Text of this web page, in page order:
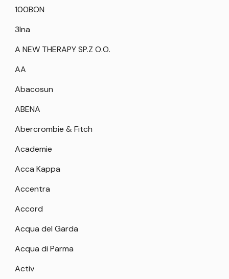
100BON
3Ina
A NEW THERAPY SP.Z O.O.
AA
Abacosun
ABENA
Abercrombie & Fitch
Academie
Acca Kappa
Accentra
Accord
Acqua del Garda
Acqua di Parma
Activ